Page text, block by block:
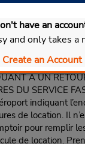
have an
and only takes a
Create an Account
les indications
Présentez une
de location. Le
clés au client et
location.
À UN
DU SERVICE
indiquant
de location. Il
pour remplir
de location.